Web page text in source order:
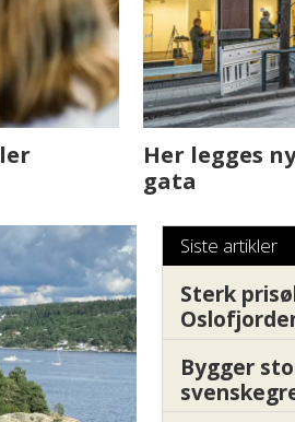
Det er i Drammen
Siste artikler
Sterk
Bygger